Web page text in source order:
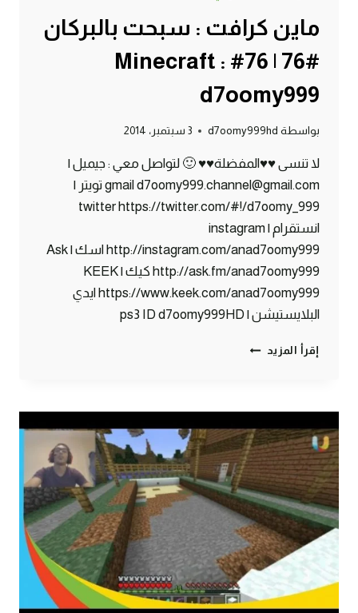
ماين كرافت : سبحت بالبركان
#76 | 76# Minecraft :
d7oomy999
بواسطة d7oomy999hd 3 سبتمبر، 2014
لا تنسى ♥♥المفضلة♥♥ 🙂 لتواصل معي : جيميل |
gmail d7oomy999.channel@gmail.com تويتر |
twitter https://twitter.com/#!/d7oomy_999
انستقرام | instagram
http://instagram.com/anad7oomy999 اسك | Ask
http://ask.fm/anad7oomy999 كيك | KEEK
https://www.keek.com/anad7oomy999 ايدي
البلايستيشن | ps3 ID d7oomy999HD
إقرأ المزيد ماين
بالبركان
#76
|
76#
MINECRAFT
:
D7OOMY999